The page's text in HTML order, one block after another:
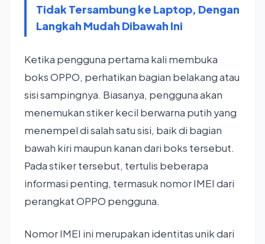
Tidak Tersambung ke Laptop, Dengan
Langkah Mudah Dibawah Ini
Ketika pengguna pertama kali membuka
boks OPPO, perhatikan bagian belakang atau
sisi sampingnya. Biasanya, pengguna akan
menemukan stiker kecil berwarna putih yang
menempel di salah satu sisi, baik di bagian
bawah kiri maupun kanan dari boks tersebut.
Pada stiker tersebut, tertulis beberapa
informasi penting, termasuk nomor IMEI dari
perangkat OPPO pengguna.
Nomor IMEI ini merupakan identitas unik dari